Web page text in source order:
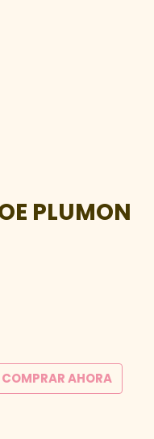
PLUMON
COMPRAR AHORA